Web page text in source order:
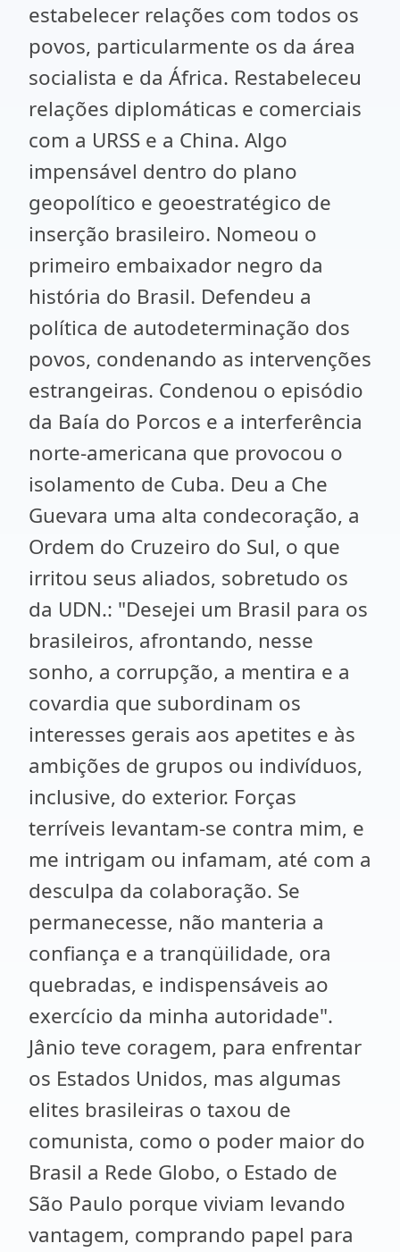
estabelecer relações com todos os
povos, particularmente os da área
socialista e da África. Restabeleceu
relações diplomáticas e comerciais
com a URSS e a China. Algo
impensável dentro do plano
geopolítico e geoestratégico de
inserção brasileiro. Nomeou o
primeiro embaixador negro da
história do Brasil. Defendeu a
política de autodeterminação dos
povos, condenando as intervenções
estrangeiras. Condenou o episódio
da Baía do Porcos e a interferência
norte-americana que provocou o
isolamento de Cuba. Deu a Che
Guevara uma alta condecoração, a
Ordem do Cruzeiro do Sul, o que
irritou seus aliados, sobretudo os
da UDN.: "Desejei um Brasil para os
brasileiros, afrontando, nesse
sonho, a corrupção, a mentira e a
covardia que subordinam os
interesses gerais aos apetites e às
ambições de grupos ou indivíduos,
inclusive, do exterior. Forças
terríveis levantam-se contra mim, e
me intrigam ou infamam, até com a
desculpa da colaboração. Se
permanecesse, não manteria a
confiança e a tranqüilidade, ora
quebradas, e indispensáveis ao
exercício da minha autoridade".
Jânio teve coragem, para enfrentar
os Estados Unidos, mas algumas
elites brasileiras o taxou de
comunista, como o poder maior do
Brasil a Rede Globo, o Estado de
São Paulo porque viviam levando
vantagem, comprando papel para